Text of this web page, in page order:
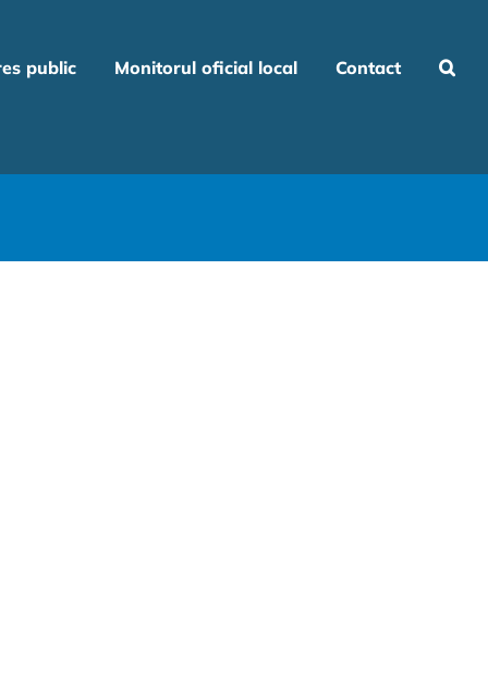
public Monitorul oficial local Contact